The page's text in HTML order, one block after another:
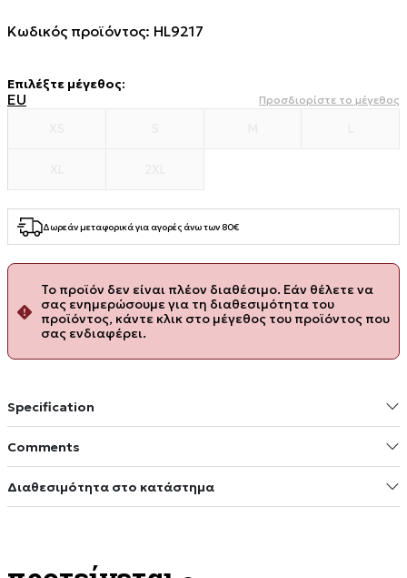
Κωδικός προϊόντος: HL9217
Επιλέξτε μέγεθος:
EU Προσδιορίστε το μέγεθος
Δωρεάν μεταφορικά για αγορές άνω των 80€
Το προϊόν δεν είναι πλέον διαθέσιμο. Εάν θέλετε να
σας ενημερώσουμε για τη διαθεσιμότητα του
προϊόντος, κάντε κλικ στο μέγεθος του προϊόντος που
σας ενδιαφέρει.
Specification
Comments
Διαθεσιμότητα στο κατάστημα